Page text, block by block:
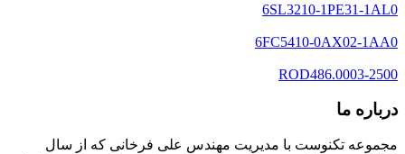
6SL3210-1PE31-1AL0
6FC5410-0AX02-1AA0
ROD486.0003-2500
درباره ما
مجموعه تکنوست با مدیریت مهندس علی فرخانی که از سال